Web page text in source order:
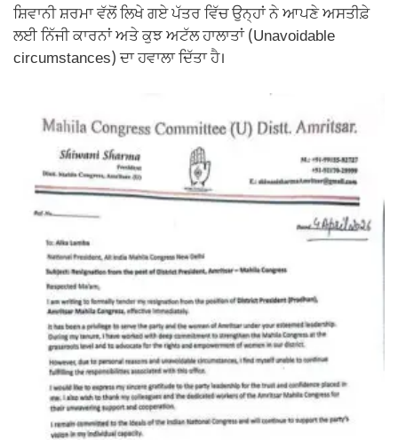
ਸ਼ਿਵਾਨੀ ਸ਼ਰਮਾ ਵੱਲੋਂ ਲਿਖੇ ਗਏ ਪੱਤਰ ਵਿੱਚ ਉਨ੍ਹਾਂ ਨੇ ਆਪਣੇ ਅਸਤੀਫ਼ੇ
ਲਈ ਨਿੱਜੀ ਕਾਰਨਾਂ ਅਤੇ ਕੁਝ ਅਟੱਲ ਹਾਲਾਤਾਂ (Unavoidable
circumstances) ਦਾ ਹਵਾਲਾ ਦਿੱਤਾ ਹੈ।